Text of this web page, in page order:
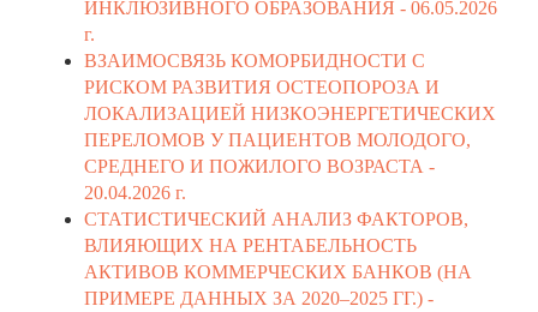
ИНКЛЮЗИВНОГО ОБРАЗОВАНИЯ - 06.05.2026
г.
ВЗАИМОСВЯЗЬ КОМОРБИДНОСТИ С
РИСКОМ РАЗВИТИЯ ОСТЕОПОРОЗА И
ЛОКАЛИЗАЦИЕЙ НИЗКОЭНЕРГЕТИЧЕСКИХ
ПЕРЕЛОМОВ У ПАЦИЕНТОВ МОЛОДОГО,
СРЕДНЕГО И ПОЖИЛОГО ВОЗРАСТА -
20.04.2026 г.
СТАТИСТИЧЕСКИЙ АНАЛИЗ ФАКТОРОВ,
ВЛИЯЮЩИХ НА РЕНТАБЕЛЬНОСТЬ
АКТИВОВ КОММЕРЧЕСКИХ БАНКОВ (НА
ПРИМЕРЕ ДАННЫХ ЗА 2020–2025 ГГ.) -